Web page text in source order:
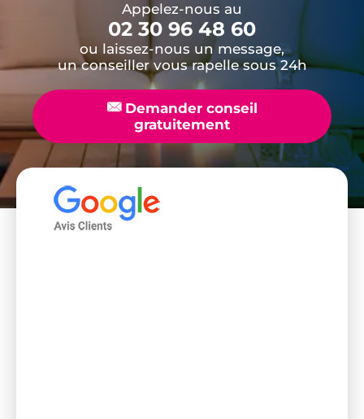
Appelez-nous au
02 30 96 48 60
ou laissez-nous un message,
un conseiller vous rapelle sous 24h
📧Demander conseil
gratuitement